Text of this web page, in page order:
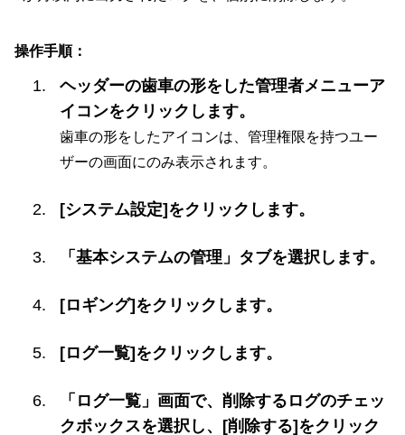
操作手順：
ヘッダーの歯車の形をした管理者メニューア
イコンをクリックします。
歯車の形をしたアイコンは、管理権限を持つユー
ザーの画面にのみ表示されます。
[システム設定]をクリックします。
「基本システムの管理」タブを選択します。
[ロギング]をクリックします。
[ログ一覧]をクリックします。
「ログ一覧」画面で、削除するログのチェッ
クボックスを選択し、[削除する]をクリック